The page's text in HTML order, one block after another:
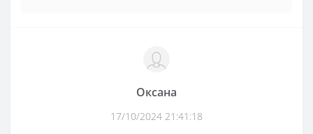
Оксана
17/10/2024 21:41:18